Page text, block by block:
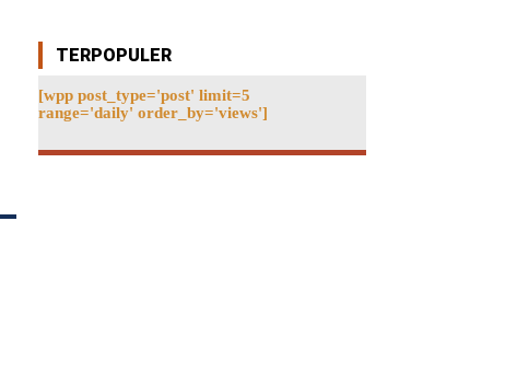
TERPOPULER
[wpp post_type='post' limit=5
range='daily' order_by='views']